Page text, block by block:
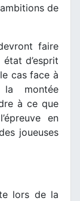
de
faire
d’esprit
cas face à
la montée
à ce que
en
joueuses
lors de la